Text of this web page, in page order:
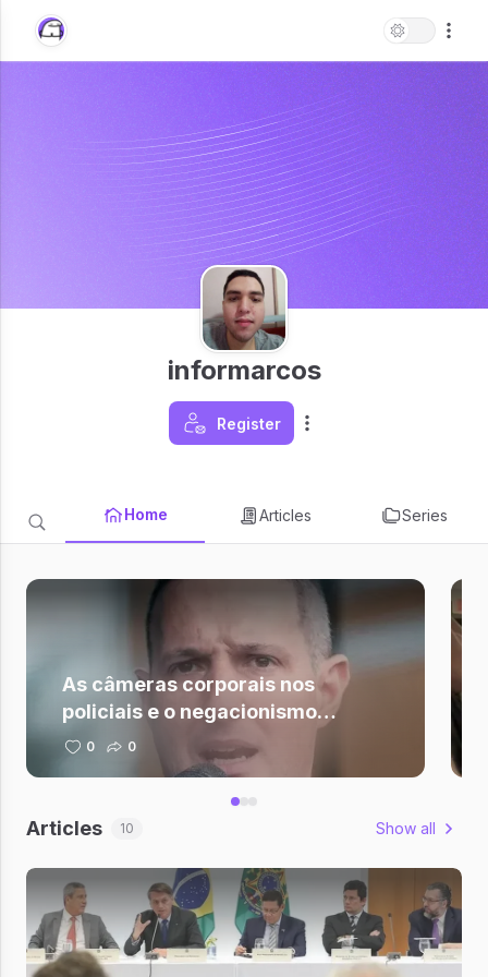
informarcos
Register
Home Articles Series
As câmeras corporais nos
policiais e o negacionismo
bolsonarista
0 0
Articles 10 Show all